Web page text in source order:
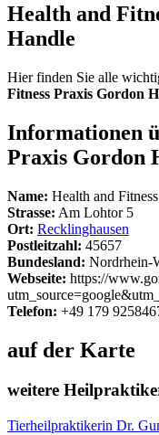
Health and
Handle
Hier finden Sie alle
Fitness Praxis Gordon
Informationen
Praxis Gordon
Name: Health and
Strasse: Am Lohtor 5
Ort: Recklinghausen
Postleitzahl: 45657
Bundesland: Nordrhein-
Webseite: https://
Telefon: +49 179
auf der Karte
weitere
Tierheilpraktikerin Dr.